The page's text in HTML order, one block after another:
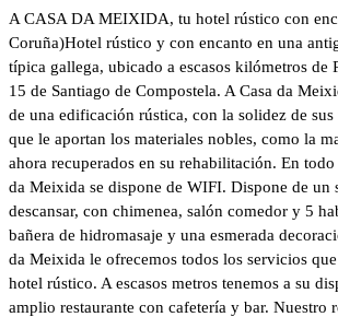
A CASA DA MEIXIDA, tu hotel rústico con
Coruña)Hotel rústico y con encanto en una
típica gallega, ubicado a escasos kilómetros de
15 de Santiago de Compostela. A Casa da
de una edificación rústica, con la solidez de
que le aportan los materiales nobles, como la
ahora recuperados en su rehabilitación. En
da Meixida se dispone de WIFI. Dispone de un
descansar, con chimenea, salón comedor y 5
bañera de hidromasaje y una esmerada
da Meixida le ofrecemos todos los servicios
hotel rústico. A escasos metros tenemos a su
amplio restaurante con cafetería y bar. Nuestro